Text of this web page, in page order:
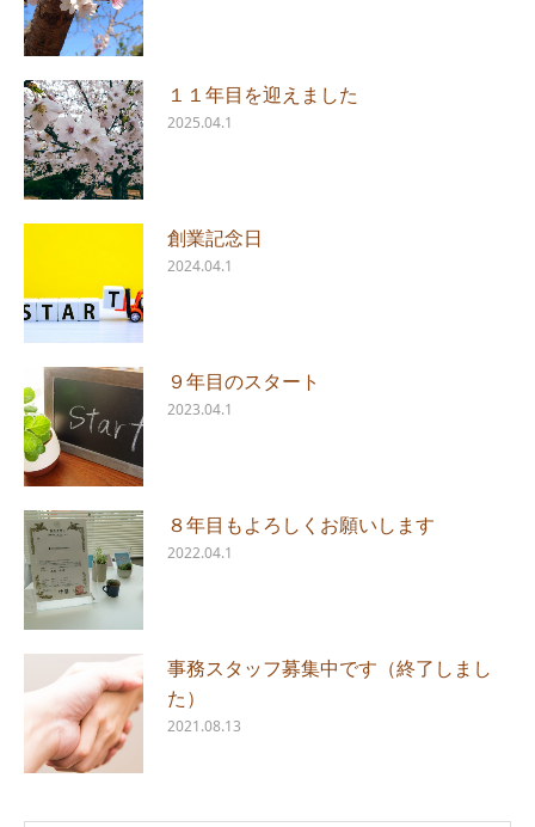
１１年目を迎えました
2025.04.1
創業記念日
2024.04.1
９年目のスタート
2023.04.1
８年目もよろしくお願いします
2022.04.1
事務スタッフ募集中です（終了しまし
た）
2021.08.13